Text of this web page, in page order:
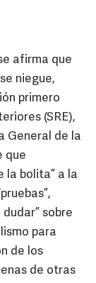
afirma que
niegue,
primero
(SRE),
General de la
que
la bolita” a la
sobre
para
de los
de otras